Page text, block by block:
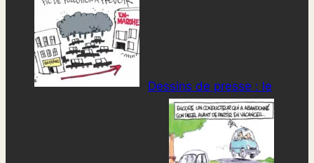
Dessins de presse : le